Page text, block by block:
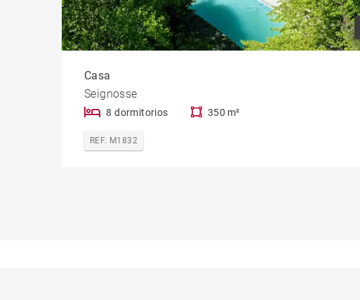
Casa
Seignosse
8 dormitorios 350 m²
REF. M1832